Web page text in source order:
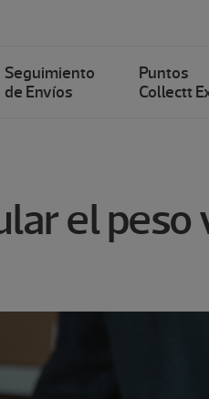
Seguimiento
de Envíos
Puntos
Collectt
el